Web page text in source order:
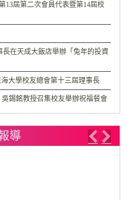
13屆第二次會員代表暨第14屆校
在天成大飯店舉辦「兔年的投資
大學校友總會第十三屆理事長
錫銘教授召集校友舉辦祝福餐會
導